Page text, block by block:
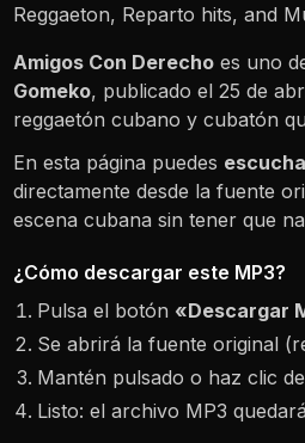
Reggaeton, Reparto hits, and
Amigos Con Derecho es uno
Gomeko, publicado el 25 de
reggaetón cubano y cubatón
En esta página puedes
directamente desde la fuente
escena cubana sin tener que
¿Cómo descargar este MP3?
Pulsa el botón «Descargar
Se abrirá la fuente original
Mantén pulsado o haz clic
Listo: el archivo MP3